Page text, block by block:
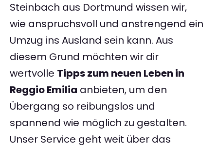
Steinbach aus Dortmund wissen wir,
wie anspruchsvoll und anstrengend ein
Umzug ins Ausland sein kann. Aus
diesem Grund möchten wir dir
wertvolle Tipps zum neuen Leben in
Reggio Emilia anbieten, um den
Übergang so reibungslos und
spannend wie möglich zu gestalten.
Unser Service geht weit über das